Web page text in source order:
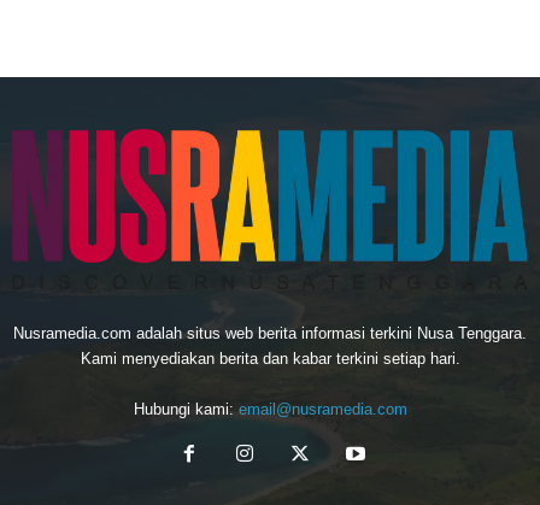
Nusramedia.com adalah situs web berita informasi terkini Nusa Tenggara.
Kami menyediakan berita dan kabar terkini setiap hari.
Hubungi kami: email@nusramedia.com